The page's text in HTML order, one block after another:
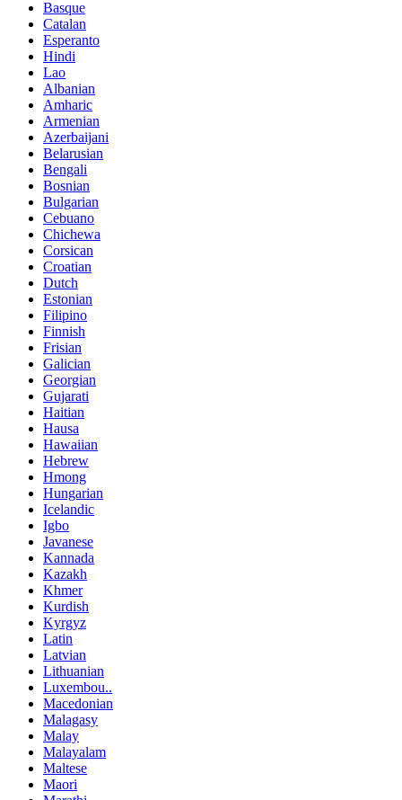
Basque
Catalan
Esperanto
Hindi
Lao
Albanian
Amharic
Armenian
Azerbaijani
Belarusian
Bengali
Bosnian
Bulgarian
Cebuano
Chichewa
Corsican
Croatian
Dutch
Estonian
Filipino
Finnish
Frisian
Galician
Georgian
Gujarati
Haitian
Hausa
Hawaiian
Hebrew
Hmong
Hungarian
Icelandic
Igbo
Javanese
Kannada
Kazakh
Khmer
Kurdish
Kyrgyz
Latin
Latvian
Lithuanian
Luxembou..
Macedonian
Malagasy
Malay
Malayalam
Maltese
Maori